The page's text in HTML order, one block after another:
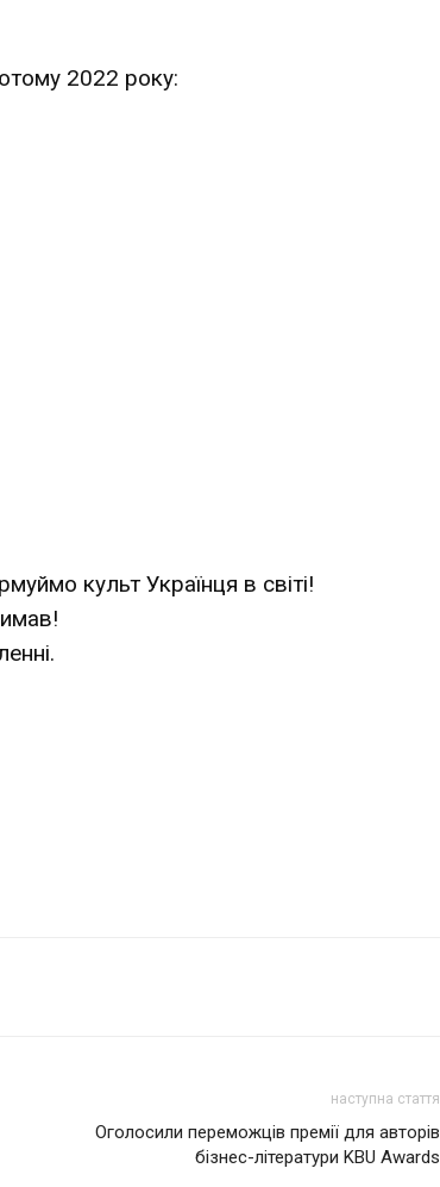
2022 року:
культ Українця в світі!
наступна стаття
Оголосили переможців премії для авторів
бізнес-літератури KBU Awards